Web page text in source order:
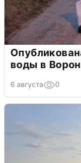
воды в
6 августа 0